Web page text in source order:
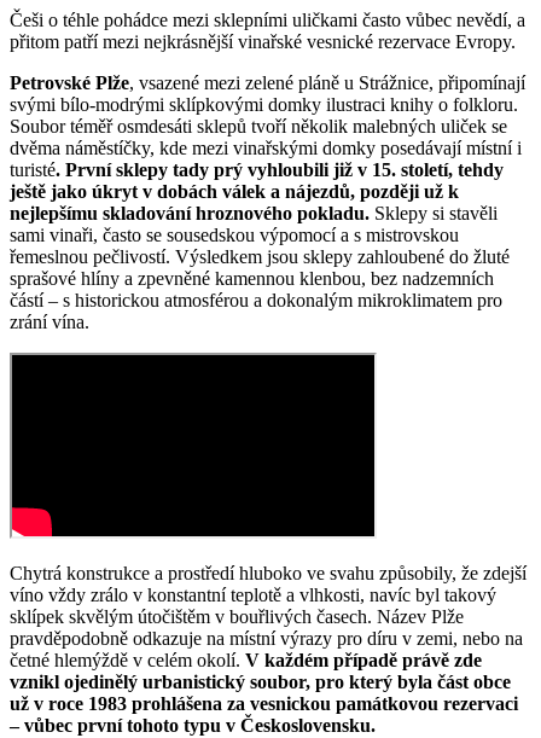
Češi o téhle pohádce mezi sklepními uličkami často vůbec nevědí, a
přitom patří mezi nejkrásnější vinařské vesnické rezervace Evropy.
Petrovské Plže, vsazené mezi zelené pláně u Strážnice, připomínají
svými bílo-modrými sklípkovými domky ilustraci knihy o folkloru.
Soubor téměř osmdesáti sklepů tvoří několik malebných uliček se
dvěma náměstíčky, kde mezi vinařskými domky posedávají místní i
turisté. První sklepy tady prý vyhloubili již v 15. století, tehdy
ještě jako úkryt v dobách válek a nájezdů, později už k
nejlepšímu skladování hroznového pokladu. Sklepy si stavěli
sami vinaři, často se sousedskou výpomocí a s mistrovskou
řemeslnou pečlivostí. Výsledkem jsou sklepy zahloubené do žluté
sprašové hlíny a zpevněné kamennou klenbou, bez nadzemních
částí – s historickou atmosférou a dokonalým mikroklimatem pro
zrání vína.
Chytrá konstrukce a prostředí hluboko ve svahu způsobily, že zdejší
víno vždy zrálo v konstantní teplotě a vlhkosti, navíc byl takový
sklípek skvělým útočištěm v bouřlivých časech. Název Plže
pravděpodobně odkazuje na místní výrazy pro díru v zemi, nebo na
četné hlemýždě v celém okolí. V každém případě právě zde
vznikl ojedinělý urbanistický soubor, pro který byla část obce
už v roce 1983 prohlášena za vesnickou památkovou rezervaci
– vůbec první tohoto typu v Československu.